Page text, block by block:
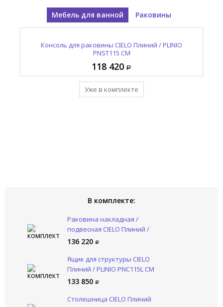
Мебель для ванной Раковины
Консоль для раковины CIELO Плиний / PLINIO
PNST115 CM
118 420
Уже в комплекте
Раковина накладная / подвесная CIELO Плиний /
PLINIO PNLA115SF CM
136 220
Уже в комплекте
В комплекте:
Раковина накладная /
подвесная CIELO Плиний /
PLINIO PNLA115SF CM
136 220
Ящик для структуры CIELO
Плиний / PLINIO PNC115L CM
133 850
Столешница CIELO Плиний